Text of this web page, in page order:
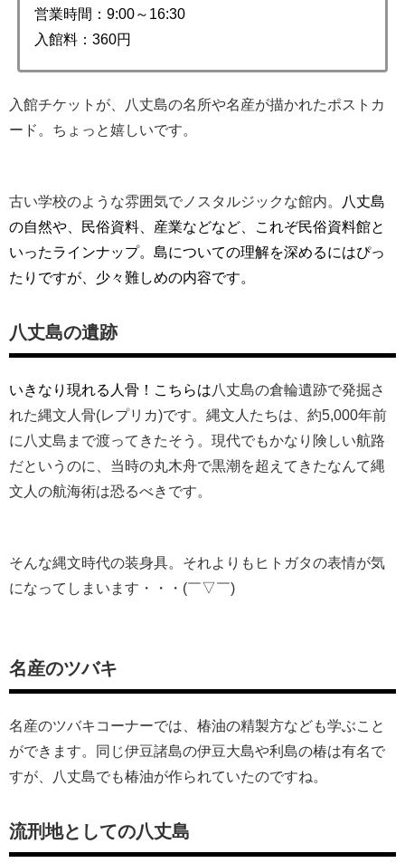
営業時間：9:00～16:30
入館料：360円
入館チケットが、八丈島の名所や名産が描かれたポストカ
ード。 ちょっと嬉しいです。
古い学校のような雰囲気でノスタルジックな館内。
八丈島
の自然や、民俗資料、産業などなど、
これぞ民俗資料館と
いったラインナップ。 島についての理解を深めるにはぴっ
たりですが、 少々難しめの内容です。
八丈島の遺跡
いきなり現れる人骨！こちらは八丈島の倉輪遺跡で発掘さ
れた縄文 人骨(レプリカ)です。縄文人たちは、約5,000年前
に八丈島まで渡ってきたそう。現代でもかなり険しい航路
だというのに、当時の丸木舟で黒潮を超えてきたなんて縄
文人の航海術は恐るべきです。
そんな縄文時代の装身具。それよりもヒトガタの表情が気
になって しまいます・・・(￣▽￣)
名産のツバキ
名産のツバキコーナーでは、椿油の精製方なども学ぶこと
ができま す。同じ伊豆諸島の伊豆大島や利島の椿は有名で
すが、
八丈島でも椿油が作られていたのですね。
流刑地としての八丈島